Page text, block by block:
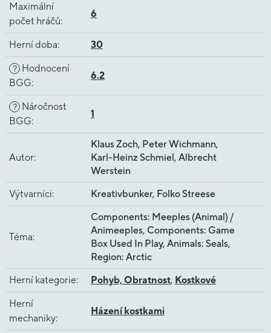
Maximální
počet hráčů:
6
Herní doba: 30
? Hodnocení
BGG:
6.2
? Náročnost
BGG:
1
Autor:
Klaus Zoch, Peter Wichmann,
Karl-Heinz Schmiel, Albrecht
Werstein
Výtvarníci: Kreativbunker, Folko Streese
Téma:
Components: Meeples (Animal) /
Animeeples, Components: Game
Box Used In Play, Animals: Seals,
Region: Arctic
Herní kategorie: Pohyb, Obratnost, Kostkové
Herní
mechaniky:
Házení kostkami